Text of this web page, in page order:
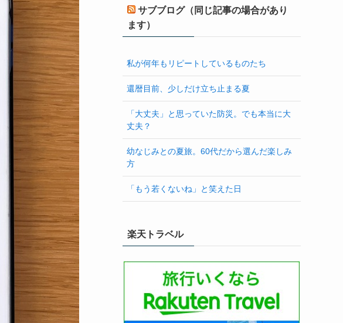
サブブログ（同じ記事の場合があり
ます）
私が何年もリピートしているものたち
還暦目前、少しだけ立ち止まる夏
「大丈夫」と思っていた防災。でも本当に大
丈夫？
幼なじみとの夏旅。60代だから選んだ楽しみ
方
「もう若くないね」と笑えた日
楽天トラベル